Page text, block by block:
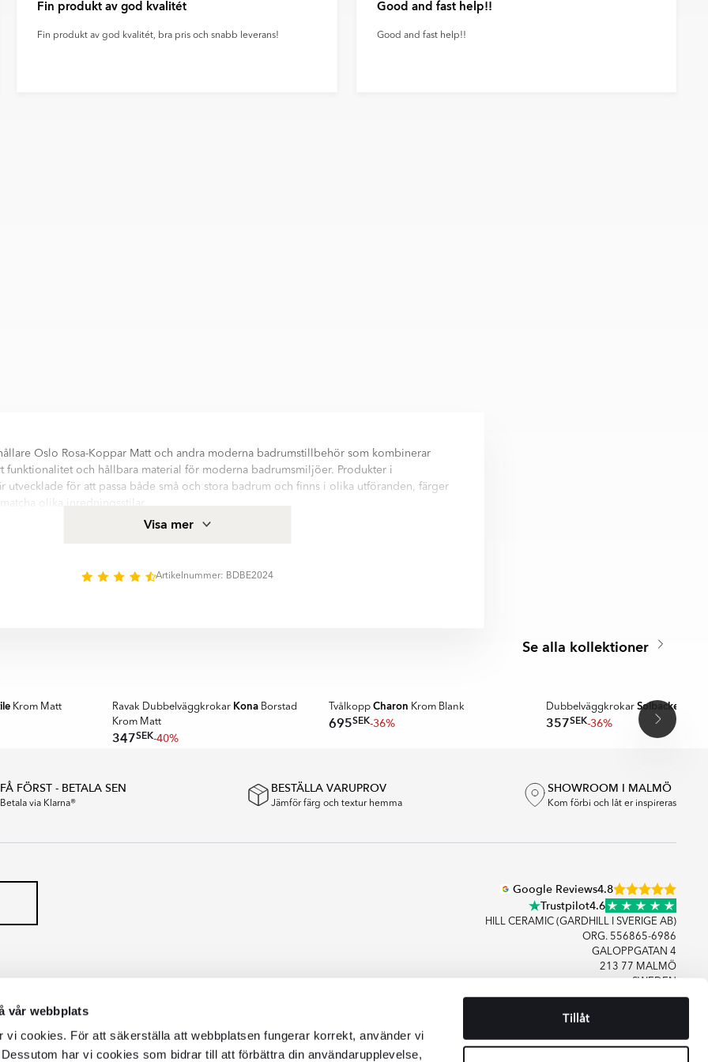
vår webbplats
vi cookies. För att säkerställa att webbplatsen fungerar korrekt, använder vi
har vi cookies som bidrar till att förbättra din användarupplevelse,
Tillåt
Fin produkt av god kvalitét
Fin produkt av god kvalitét, bra pris och snabb leverans!
Good and fast help!!
Good and fast help!!
Oslo Rosa-Koppar Matt och andra moderna badrumstillbehör som kombinerar
funktionalitet och hållbara material för moderna badrumsmiljöer. Produkter i
utvecklade för att passa både små och stora badrum och finns i olika utföranden, färger
olika inredningsstilar.
Rosa-Koppar Matt hjälper till att hålla handfatsområdet organiserat samtidigt som den
Den genomtänkta designen gör det enkelt att skapa ett harmoniskt, organiserat och
Visa mer
Artikelnummer: BDBE2024
Se alla kollektioner
Krom Matt Ravak Dubbelväggkrokar KonaBorstad
Krom Matt
347SEK-40%
TvålkoppCharon Krom Blank
695SEK-36%
DubbelväggkrokarSolbacken
357SEK-36%
FÅ FÖRST - BETALA SEN
Betala via Klarna®
BESTÄLLA VARUPROV
Jämför färg och textur hemma
SHOWROOM I MALMÖ
Kom förbi och låt er inspireras
Google Reviews4.8
Trustpilot4.6
HILL CERAMIC (GARDHILL I SVERIGE AB)
ORG. 556865-6986
GALOPPGATAN 4
213 77 MALMÖ
SWEDEN
KONTAKTA OSS